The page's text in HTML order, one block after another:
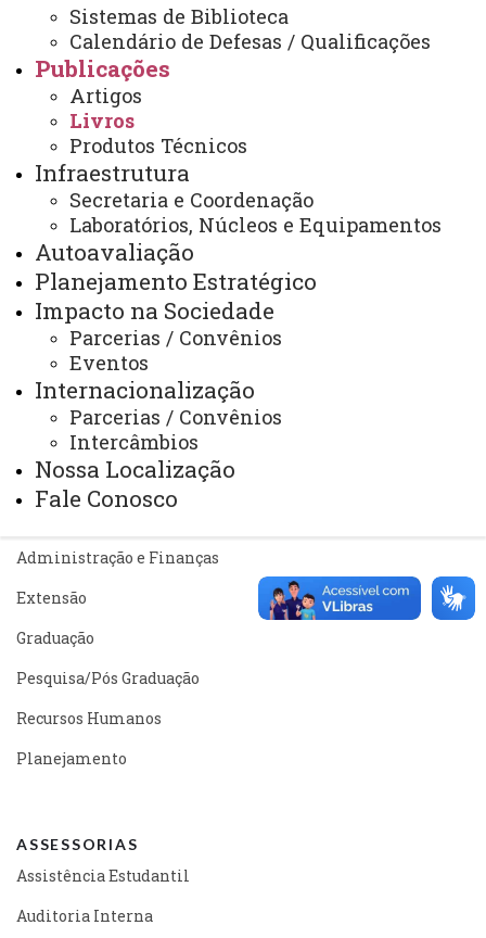
Sistemas de Biblioteca
Calendário de Defesas / Qualificações
Publicações
Artigos
Livros
Produtos Técnicos
Infraestrutura
Secretaria e Coordenação
Laboratórios, Núcleos e Equipamentos
Autoavaliação
Planejamento Estratégico
Impacto na Sociedade
Parcerias / Convênios
Eventos
Internacionalização
Parcerias / Convênios
Intercâmbios
Nossa Localização
Fale Conosco
Identidade Visual
Mapa do Site
Ouvidoria
Portal Office 365
Sistemas
Telefones
Webmail
REITORIA
Secretaria Geral
Gabinete Reitoria
Secretaria dos Conselhos Superiores
Administração e Finanças
Extensão
Graduação
Pesquisa/Pós Graduação
Recursos Humanos
Planejamento
ASSESSORIAS
Assistência Estudantil
Auditoria Interna